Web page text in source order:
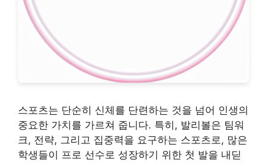
스포츠는 단순히 신체를 단련하는 것을 넘어 인생의
중요한 가치를 가르쳐 줍니다. 특히, 발리볼은 팀워
크, 전략, 그리고 집중력을 요구하는 스포츠로, 많은
학생들이 프로 선수로 성장하기 위한 첫 발을 내딛